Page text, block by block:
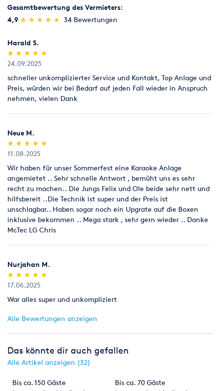
Sprachbeschallung (Präsentation o.ä.): durch den Subwoofer
eher ungeeignet.
Transporter
Gewicht des schwersten Einzelstücks:
Aufbau:in ca. 30 - 45 Minuten (auch von ungeübter Hand)
aufgebaut.
Bedienung:auch ohne Vorkenntnisse gut zu bedienen/ zu
installieren.
Die hier angebotene Technik kann mit anderer Technik
kombiniert werden. Bitte schreiben Sie Ihre Wünsche mit in
Ihre Anfrage. Gerne erstellen wir Ihnen ein Angebot über alles.
Auf Anfragen über unsere Homepage gewähren wir 5%
Rabatt (grüner Link "Jetzt anfragen")!
Sollte der Preis auf
unserer Homepage abweichend sein, gewähren wir
selbstverständlich den Rabatt auf den günstigeren
gewünschten Artikel mitschicken.
Gesamtbewertung des Vermieters:
4,9 (*)
★
★
(*) ★
★
(*) ★
★
(*) ★
★
(*) ★
★ 34 Bewertungen
Harald S.
(*)
★
★
(*) ★
★
(*) ★
★
(*) ★
★
(*) ★
★
24.09.2025
schneller unkomplizierter Service und Kontakt, Top Anlage und
Preis, würden wir bei Bedarf auf jeden Fall wieder in Anspruch
nehmen, vielen Dank
Neue M.
(*)
★
★
(*) ★
★
(*) ★
★
(*) ★
★
(*) ★
★
11.08.2025
Wir haben für unser Sommerfest eine Karaoke Anlage
angemietet .. Sehr schnelle Antwort , bemüht uns es sehr
recht zu machen.. Die Jungs Felix und Ole beide sehr nett und
hilfsbereit ..Die Technik ist super und der Preis ist
unschlagbar.. Haben sogar noch ein Upgrate auf die Boxen
inklusive bekommen .. Mega stark , sehr gern wieder .. Danke
McTec LG Chris
Nurjahan M.
(*)
★
★
(*) ★
★
(*) ★
★
(*) ★
★
(*) ★
★
17.06.2025
War alles super und unkompliziert
Alle Bewertungen anzeigen
Das könnte dir auch gefallen
Alle Artikel anzeigen (32)
Bis ca. 150 Gäste
Bis ca. 70 Gäste